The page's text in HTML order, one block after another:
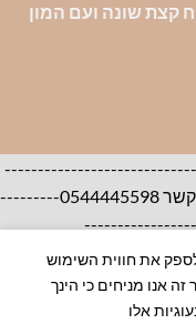
קצת שונה ועם המון
-----------להזמנות סיטונאיות לעסקים צרו קשר 0544445598---------
את חווית השימוש
אנו מניחים כי הינך
אלו